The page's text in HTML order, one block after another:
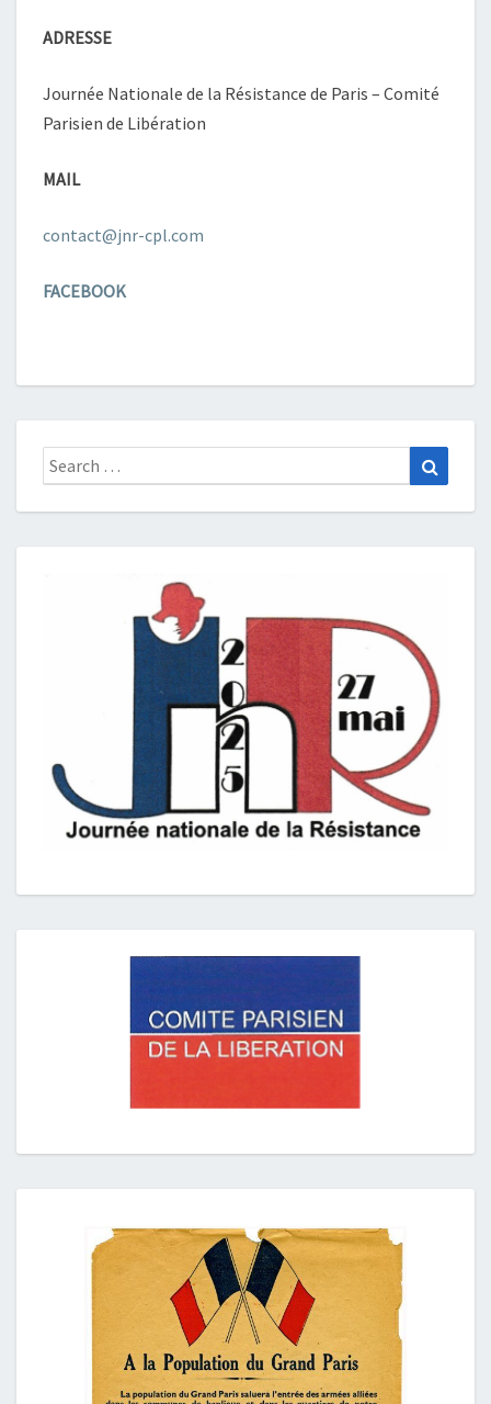
ADRESSE
Journée Nationale de la Résistance de Paris – Comité
Parisien de Libération
MAIL
contact@jnr-cpl.com
FACEBOOK
Search
for: